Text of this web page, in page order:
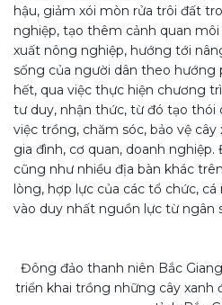
hậu, giảm xói mòn rửa trôi đất
nghiệp, tạo thêm cảnh quan
xuất nông nghiệp, hướng tới
sống của người dân theo hướng
hết, qua việc thực hiện chương
tư duy, nhận thức, từ đó tạo
việc trồng, chăm sóc, bảo vệ
gia đình, cơ quan, doanh nghiệp.
cũng như nhiều địa bàn khác
lòng, hợp lực của các tổ chức,
vào duy nhất nguồn lực từ ngân
Đông đảo thanh niên Bắc
triển khai trồng những cây xanh